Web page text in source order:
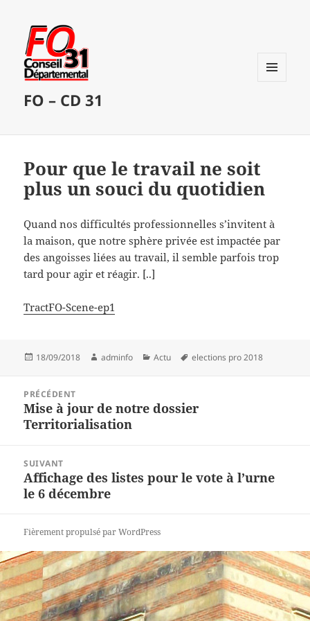
FO – CD 31
Pour que le travail ne soit
plus un souci du quotidien
Quand nos difficultés professionnelles s’invitent à
la maison, que notre sphère privée est impactée par
des angoisses liées au travail, il semble parfois trop
tard pour agir et réagir. [..]
TractFO-Scene-ep1
Publié
18/09/2018 Auteur
adminfo Catégories
Actu
Mots-
elections pro 2018
l’article
PRÉCÉDENT
Article
précédent :
Mise à jour de notre dossier
Territorialisation
SUIVANT
Article
suivant :
Affichage des listes pour le vote à l’urne
le 6 décembre
Fièrement propulsé par WordPress